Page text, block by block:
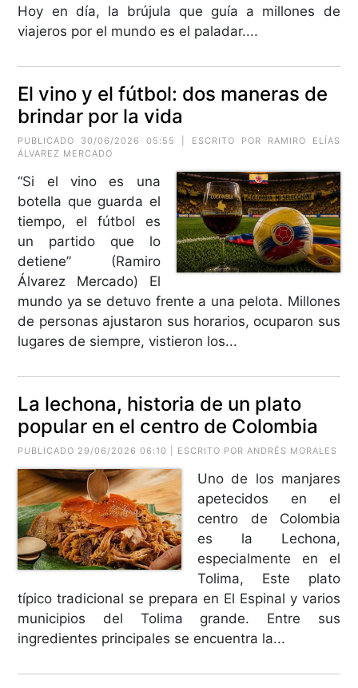
Hoy en día, la brújula que guía a millones de
viajeros por el mundo es el paladar....
El vino y el fútbol: dos maneras de
brindar por la vida
PUBLICADO 30/06/2026 05:55 | ESCRITO POR RAMIRO ELÍAS
ÁLVAREZ MERCADO
“Si el vino es una
botella que guarda el
tiempo, el fútbol es
un partido que lo
detiene” (Ramiro
Álvarez Mercado) El
mundo ya se detuvo frente a una pelota. Millones
de personas ajustaron sus horarios, ocuparon sus
lugares de siempre, vistieron los...
La lechona, historia de un plato
popular en el centro de Colombia
PUBLICADO 29/06/2026 06:10 | ESCRITO POR ANDRÉS MORALES
Uno de los manjares
apetecidos en el
centro de Colombia
es la Lechona,
especialmente en el
Tolima, Este plato
típico tradicional se prepara en El Espinal y varios
municipios del Tolima grande. Entre sus
ingredientes principales se encuentra la...